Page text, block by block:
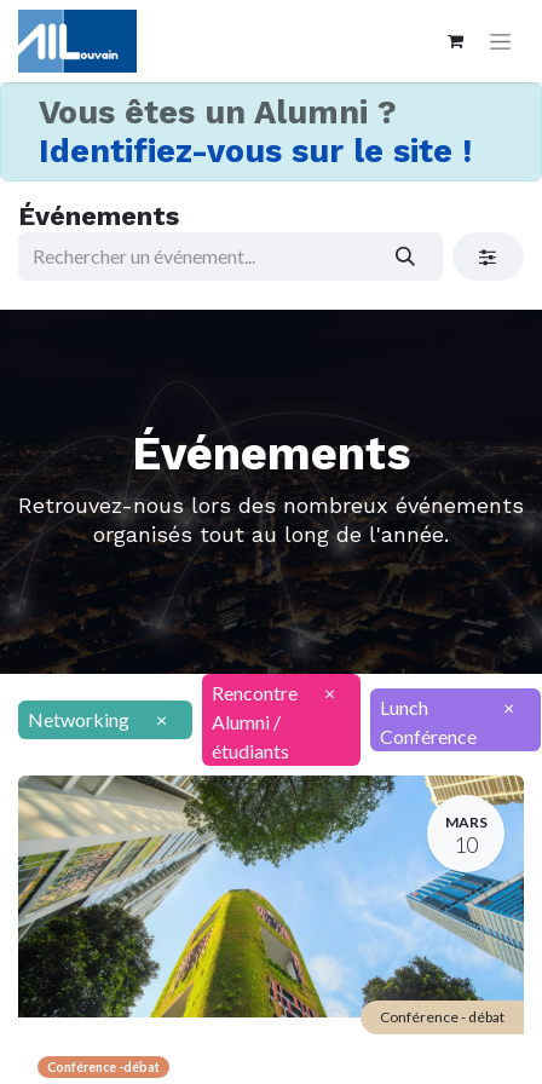
Vous êtes un Alumni ?
Identifiez-vous sur le site !
Événements
Événements
Retrouvez-nous lors des nombreux événements
organisés tout au long de l'année.
Networking ×
Rencontre
Alumni /
étudiants
×
Lunch
Conférence
×
MARS
10
Conférence -débat
Conférence - débat